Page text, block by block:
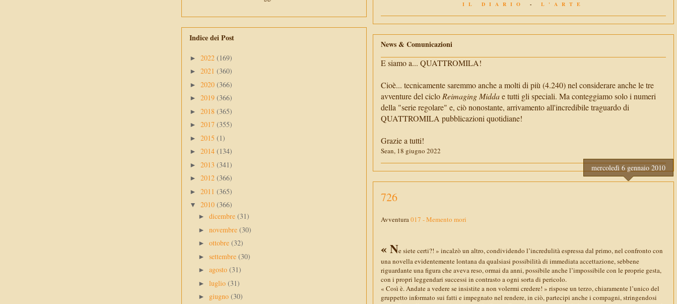
IL DIARIO - L'ARTE
News & Comunicazioni
E siamo a... QUATTROMILA!
Cioè... tecnicamente saremmo anche a molti di più (4.240) nel considerare anche le tre
avventure del cicloReimaging Middae tutti gli speciali. Ma conteggiamo solo i numeri
della "serie regolare" e, ciò nonostante, arrivamento all'incredibile traguardo di
QUATTROMILA pubblicazioni quotidiane!
Grazie a tutti!
Sean, 18 giugno 2022
mercoledì 6 gennaio 2010
726
Avventura017 - Memento mori
« Ne siete certi?! » incalzò un altro, condividendo l’incredulità espressa dal primo, nel confronto con
una novella evidentemente lontana da qualsiasi possibilità di immediata accettazione, sebbene
riguardante una figura che aveva reso, ormai da anni, possibile anche l’impossibile con le proprie gesta,
con i propri leggendari successi in contrasto a ogni sorta di pericolo.
« Così è. Andate a vedere se insistite a non volermi credere! » rispose un terzo, chiaramente l’unico del
gruppetto informato sui fatti e impegnato nel rendere, in ciò, partecipi anche i compagni, stringendosi
Indice dei Post
► 2022 (169)
► 2021 (360)
► 2020 (366)
► 2019 (366)
► 2018 (365)
► 2017 (355)
► 2015 (1)
► 2014 (134)
► 2013 (341)
► 2012 (366)
► 2011 (365)
▼ 2010 (366)
► dicembre (31)
► novembre (30)
► ottobre (32)
► settembre (30)
► agosto (31)
► luglio (31)
► giugno (30)